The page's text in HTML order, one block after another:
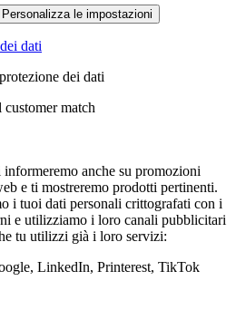
Personalizza le impostazioni
dati
dei dati
match
anche su promozioni
e ti mostreremo prodotti pertinenti.
i tuoi dati personali crittografati con i
e utilizziamo i loro canali pubblicitari
tu utilizzi già i loro servizi:
LinkedIn, Printerest, TikTok